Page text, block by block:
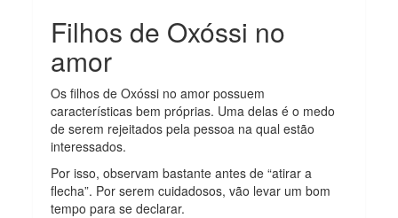
Filhos de Oxóssi no
amor
Os filhos de Oxóssi no amor possuem
características bem próprias. Uma delas é o medo
de serem rejeitados pela pessoa na qual estão
interessados.
Por isso, observam bastante antes de “atirar a
flecha”. Por serem cuidadosos, vão levar um bom
tempo para se declarar.